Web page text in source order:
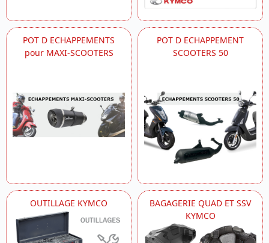
POT D ECHAPPEMENTS
pour MAXI-SCOOTERS
POT D ECHAPPEMENT
SCOOTERS 50
OUTILLAGE KYMCO
BAGAGERIE QUAD ET SSV
KYMCO